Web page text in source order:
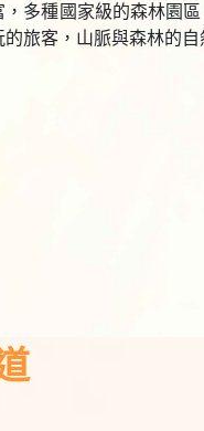
，多種國家級的森林園
的旅客，山脈與森林的自